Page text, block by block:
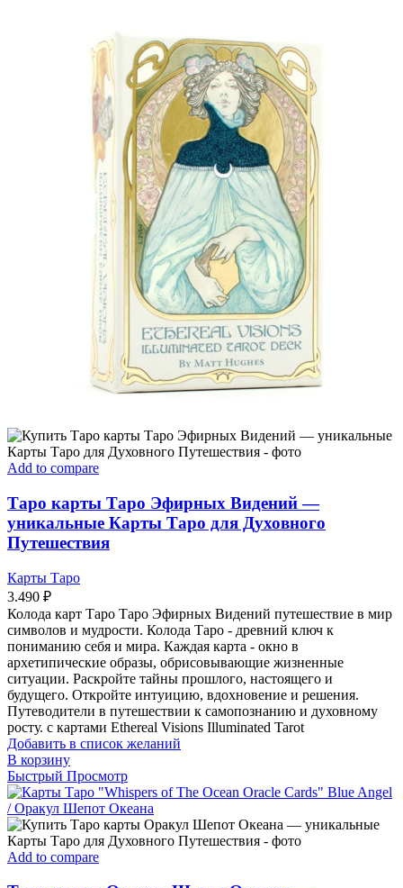
Add to compare
Таро карты Таро Эфирных Видений —
уникальные Карты Таро для Духовного
Путешествия
Карты Таро
3.490 ₽
Колода карт Таро Таро Эфирных Видений путешествие в мир
символов и мудрости. Колода Таро - древний ключ к
пониманию себя и мира. Каждая карта - окно в
архетипические образы, обрисовывающие жизненные
ситуации. Раскройте тайны прошлого, настоящего и
будущего. Откройте интуицию, вдохновение и решения.
Путеводители в путешествии к самопознанию и духовному
росту. с картами Ethereal Visions Illuminated Tarot
Добавить в список желаний
В корзину
Быстрый Просмотр
Add to compare